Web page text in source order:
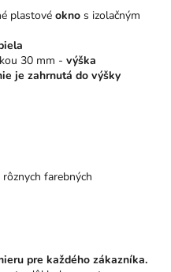
plastové okno s izolačným
30 mm - výška
je zahrnutá do výšky
farebných
pre každého zákazníka.